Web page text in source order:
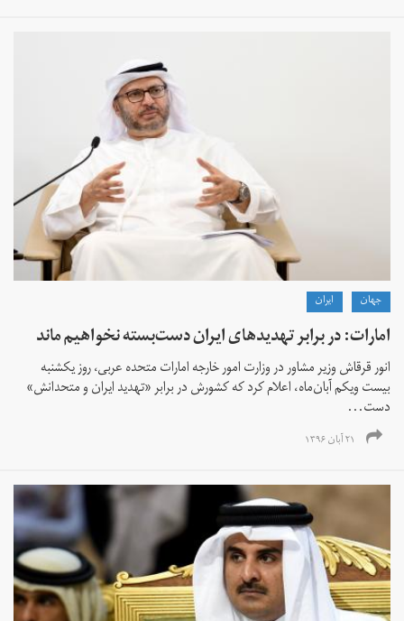
جهان ايران
امارات: در برابر تهدید‌های ایران دست‌بسته نخواهیم ماند
انور قرقاش وزیر مشاور در وزارت امور خارجه امارات متحده عربی، روز یکشنبه
بیست ویکم آبان‌ماه، اعلام کرد که کشورش در برابر «تهدید ایران و متحدانش»
دست‌...
۲۱ آبان ۱۳۹۶